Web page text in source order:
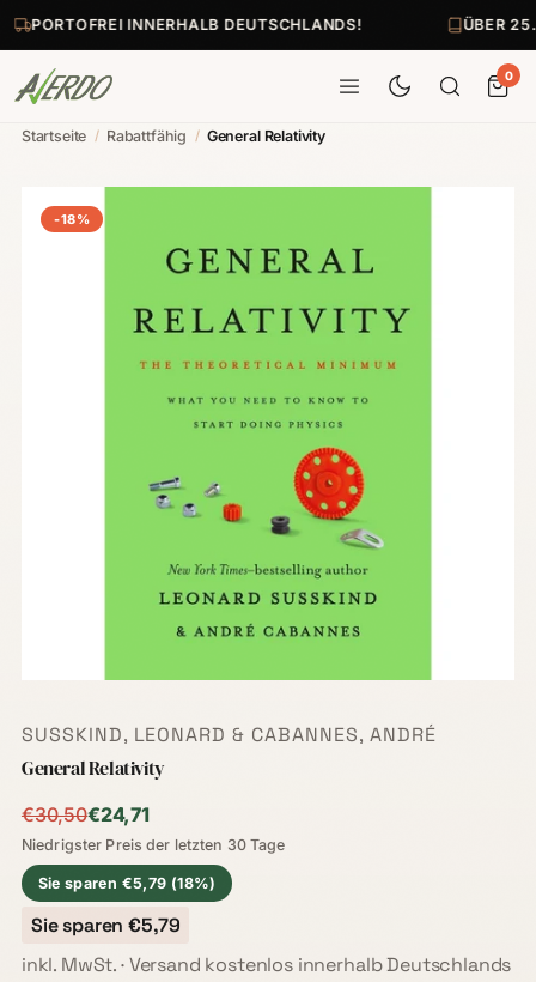
PORTOFREI INNERHALB DEUTSCHLANDS! ÜBER
0
Startseite / Rabattfähig / General Relativity
-18%
SUSSKIND, LEONARD & CABANNES, ANDRÉ
General Relativity
€24,71
Niedrigster Preis der letzten 30 Tage:
€30,50
Niedrigster Preis der letzten 30 Tage
Sie sparen €5,79 (18%)
Sie sparen €5,79
inkl. MwSt. · Versand kostenlos innerhalb Deutschlands